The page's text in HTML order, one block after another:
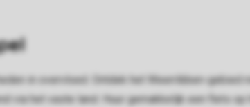
in overvloed. Ontdek het Weerribben-gebied
via het vaste land. Huur gemakkelijk een fiets